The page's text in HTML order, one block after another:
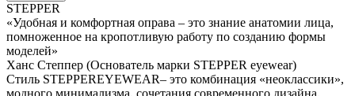
STEPPER
«Удобная и комфортная оправа – это знание анатомии лица,
помноженное на кропотливую работу по созданию формы
моделей»
Ханс Степпер (Основатель марки STEPPER eyewear)
Стиль STEPPEREYEWEAR– это комбинация «неоклассики»,
модного минимализма, сочетания современного дизайна,